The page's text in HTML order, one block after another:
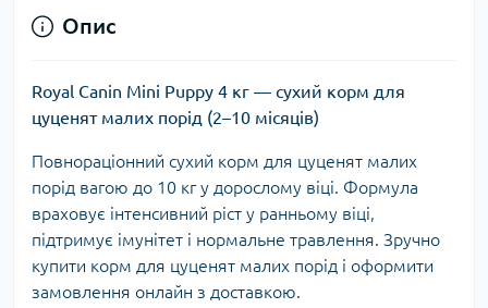
Опис
Royal Canin Mini Puppy 4 кг — сухий корм для
цуценят малих порід (2–10 місяців)
Повнораціонний сухий корм для цуценят малих
порід вагою до 10 кг у дорослому віці. Формула
враховує інтенсивний ріст у ранньому віці,
підтримує імунітет і нормальне травлення. Зручно
купити корм для цуценят малих порід і оформити
замовлення онлайн з доставкою.